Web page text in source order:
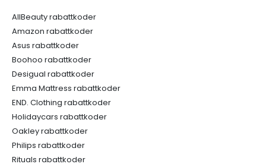
AllBeauty rabattkoder
Amazon rabattkoder
Asus rabattkoder
Boohoo rabattkoder
Desigual rabattkoder
Emma Mattress rabattkoder
END. Clothing rabattkoder
Holidaycars rabattkoder
Oakley rabattkoder
Philips rabattkoder
Rituals rabattkoder